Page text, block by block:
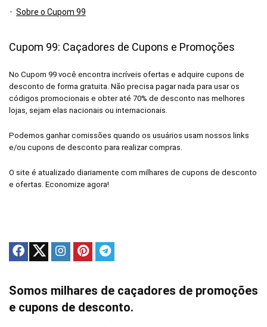
Sobre o Cupom 99
Cupom 99: Caçadores de Cupons e Promoções
No Cupom 99 você encontra incríveis ofertas e adquire cupons de
desconto de forma gratuita. Não precisa pagar nada para usar os
códigos promocionais e obter até 70% de desconto nas melhores
lojas, sejam elas nacionais ou internacionais.
Podemos ganhar comissões quando os usuários usam nossos links
e/ou cupons de desconto para realizar compras.
O site é atualizado diariamente com milhares de cupons de desconto
e ofertas. Economize agora!
Somos milhares de caçadores de promoções
e cupons de desconto.